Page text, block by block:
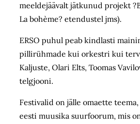
meeldejäävalt jätkunud projekt
La bohème? etendustel jms).
ERSO puhul peab kindlasti
pillirühmade kui orkestri kui
Kaljuste, Olari Elts, Toomas
telgjooni.
Festivalid on jälle omaette
eesti muusika suurfoorum, mis